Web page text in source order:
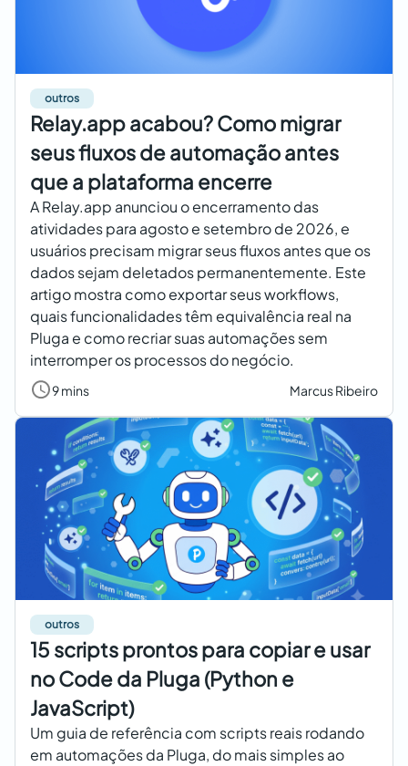
outros
Relay.app acabou? Como migrar
seus fluxos de automação antes
que a plataforma encerre
A Relay.app anunciou o encerramento das
atividades para agosto e setembro de 2026, e
usuários precisam migrar seus fluxos antes que os
dados sejam deletados permanentemente. Este
artigo mostra como exportar seus workflows,
quais funcionalidades têm equivalência real na
Pluga e como recriar suas automações sem
interromper os processos do negócio.
9 mins Marcus Ribeiro
outros
15 scripts prontos para copiar e usar
no Code da Pluga (Python e
JavaScript)
Um guia de referência com scripts reais rodando
em automações da Pluga, do mais simples ao